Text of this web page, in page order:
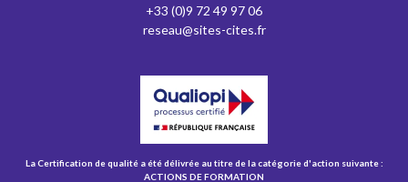
+33 (0)9 72 49 97 06
reseau@sites-cites.fr
La Certification de qualité a été délivrée au titre de la catégorie d'action suivante :
ACTIONS DE FORMATION